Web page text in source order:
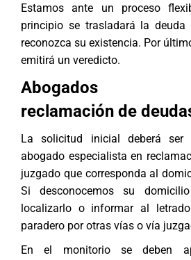
Estamos ante un proceso
principio se trasladará la
reconozca su existencia. Por
emitirá un veredicto.
Abogados
reclamación de
La solicitud inicial deberá ser
abogado especialista en
juzgado que corresponda al
Si desconocemos su
localizarlo o informar al
paradero por otras vías o vía
En el monitorio se deben